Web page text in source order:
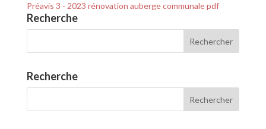
Préavis 3 - 2023 rénovation auberge communale pdf
Recherche
Recherche